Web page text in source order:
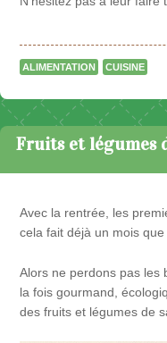
ALIMENTATION CUISINE
Fruits et légumes
Avec la rentrée, les
cela fait déjà un mois que
Alors ne perdons pas les
la fois gourmand,
des fruits et légumes de